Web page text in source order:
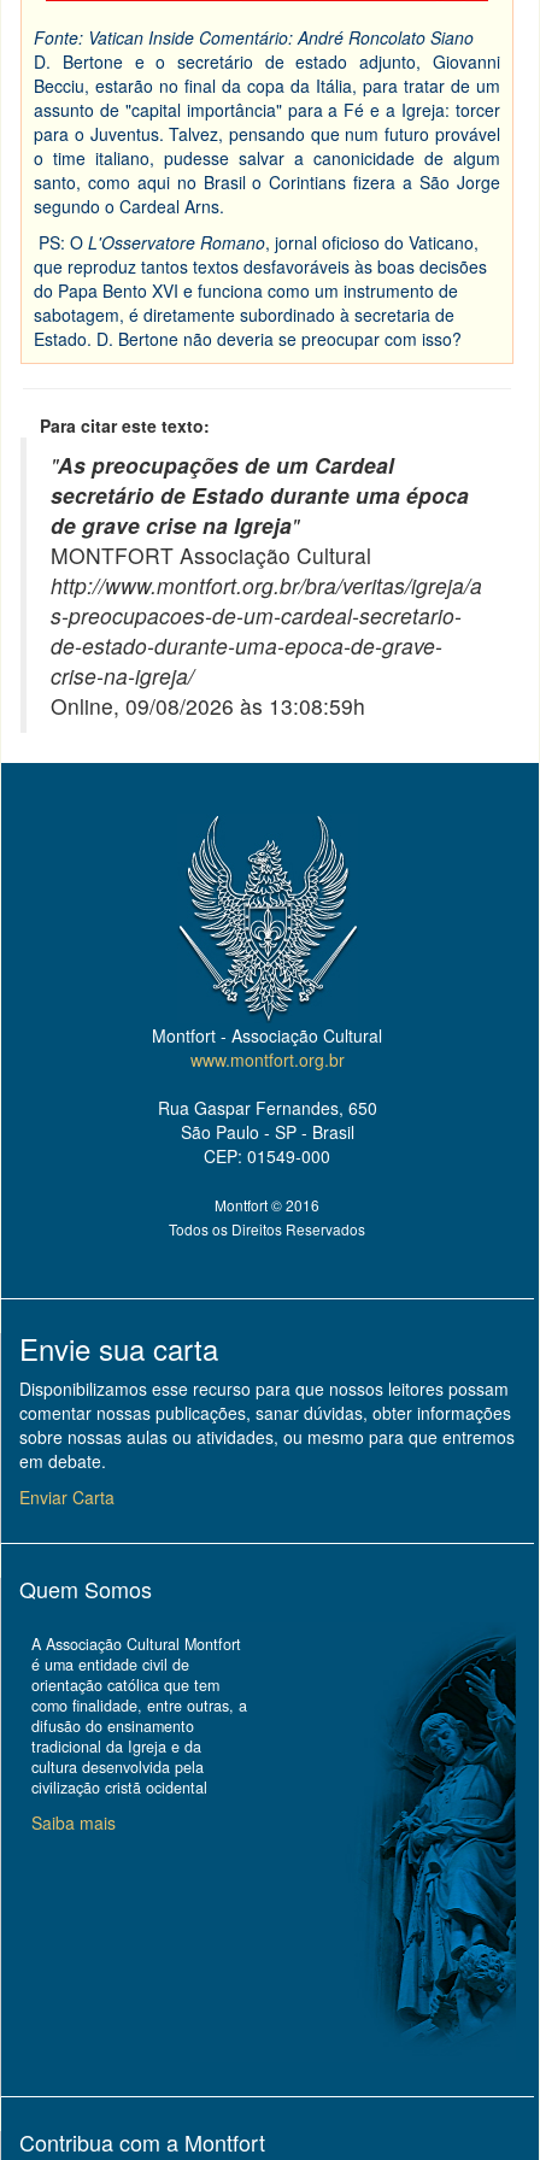
Fonte: Vatican Inside Comentário: André Roncolato Siano
D. Bertone e o secretário de estado adjunto, Giovanni
Becciu, estarão no final da copa da Itália, para tratar de um
assunto de "capital importância" para a Fé e a Igreja: torcer
para o Juventus. Talvez, pensando que num futuro provável
o time italiano, pudesse salvar a canonicidade de algum
santo, como aqui no Brasil o Corintians fizera a São Jorge
segundo o Cardeal Arns.
PS: OL'Osservatore Romano, jornal oficioso do Vaticano,
que reproduz tantos textos desfavoráveis às boas decisões
do Papa Bento XVI e funciona como um instrumento de
sabotagem, é diretamente subordinado à secretaria de
Estado. D. Bertone não deveria se preocupar com isso?
Para citar este texto:
"As preocupações de um Cardeal
secretário de Estado durante uma época
de grave crise na Igreja"
MONTFORT Associação Cultural
http://www.montfort.org.br/bra/veritas/igreja/a
s-preocupacoes-de-um-cardeal-secretario-
de-estado-durante-uma-epoca-de-grave-
crise-na-igreja/
Online, 09/08/2026 às 13:08:59h
Montfort - Associação Cultural
www.montfort.org.br
Rua Gaspar Fernandes, 650
São Paulo - SP - Brasil
CEP: 01549-000
Montfort © 2016
Todos os Direitos Reservados
Envie sua carta
Disponibilizamos esse recurso para que nossos leitores possam
comentar nossas publicações, sanar dúvidas, obter informações
sobre nossas aulas ou atividades, ou mesmo para que entremos
em debate.
Enviar Carta
Quem Somos
A Associação Cultural Montfort
é uma entidade civil de
orientação católica que tem
como finalidade, entre outras, a
difusão do ensinamento
tradicional da Igreja e da
cultura desenvolvida pela
civilização cristã ocidental
Saiba mais
Contribua com a Montfort